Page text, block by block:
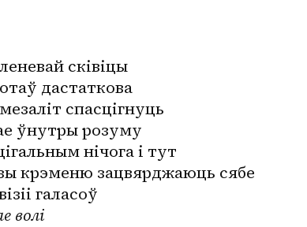
сківіцы
дастаткова
спасцігнуць
ўнутры розуму
нічога і тут
крэменю зацвярджаюць сябе
галасоў
волі